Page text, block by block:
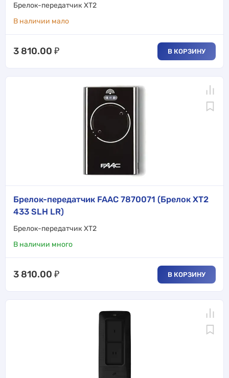
Брелок-передатчик XT2
В наличии мало
3 810.00 ₽ В КОРЗИНУ
Брелок-передатчик FAAC 7870071 (Брелок XT2
433 SLH LR)
Брелок-передатчик XT2
В наличии много
3 810.00 ₽ В КОРЗИНУ